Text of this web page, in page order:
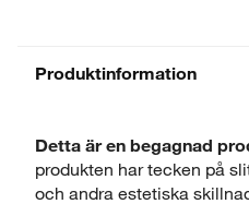
Produktinformation
Detta är en begagnad
produkten har tecken på
och andra estetiska